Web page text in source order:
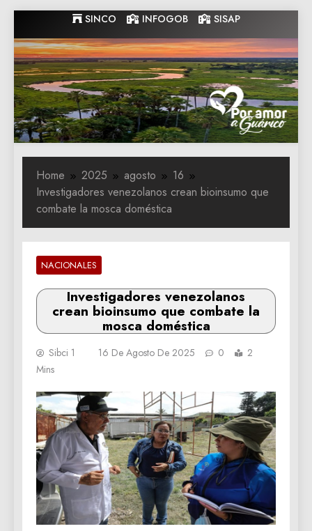
to
content
SINCO INFOGOB SISAP
Gobernacion
de Guarico
Gobernacion de Guarico
Home 2025 agosto
16
Investigadores venezolanos crean bioinsumo que
combate la mosca doméstica
NACIONALES
Investigadores venezolanos
crean bioinsumo que combate la
mosca doméstica
Sibci 1 16 De Agosto De 2025 0
2
Mins